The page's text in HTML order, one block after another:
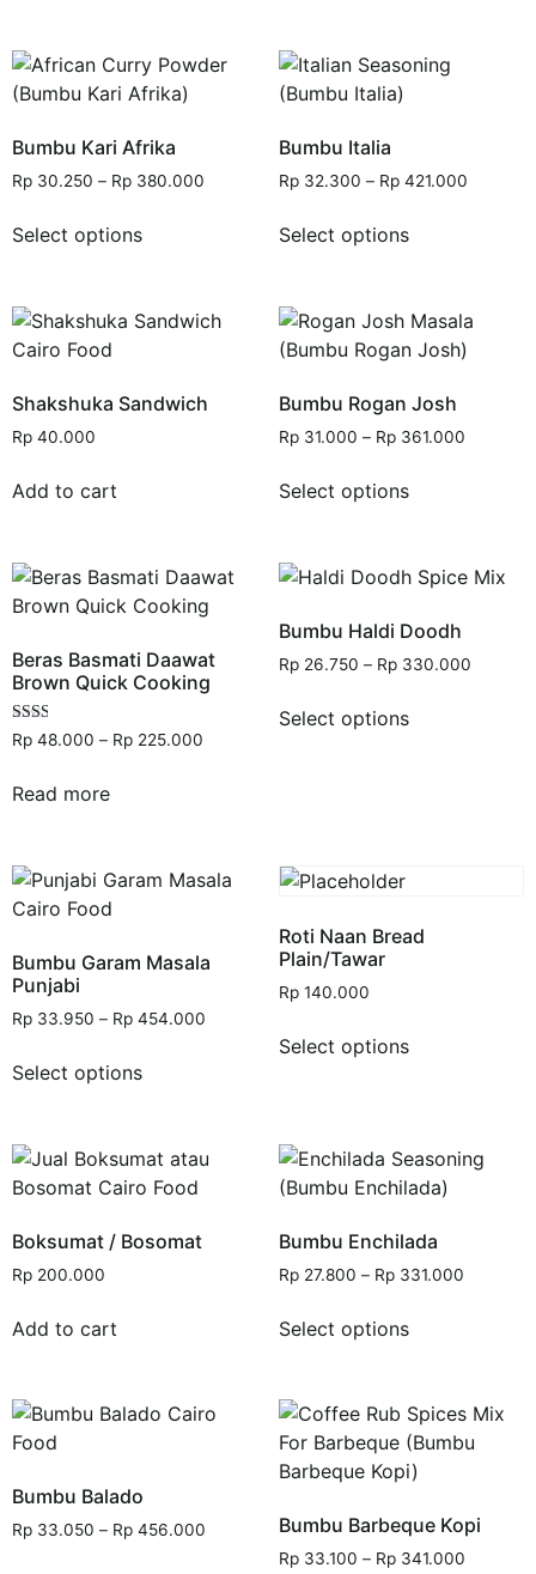
Bumbu Kari Afrika
Rp 30.250 – Rp 380.000
Select options
Bumbu Italia
Rp32.300 – Rp421.000
Select options
Shakshuka Sandwich
Rp 40.000
Add to cart
Bumbu Rogan Josh
Rp31.000 – Rp361.000
Select options
Beras Basmati Daawat
Brown Quick Cooking
Rated
2.00
of 5
Rp 48.000 – Rp 225.000
Read more
Bumbu Haldi Doodh
Rp26.750 – Rp330.000
Select options
Bumbu Garam Masala
Punjabi
Rp 33.950 – Rp 454.000
Select options
Roti Naan Bread
Plain/Tawar
Rp140.000
Select options
Boksumat / Bosomat
Rp 200.000
Add to cart
Bumbu Enchilada
Rp27.800 – Rp331.000
Select options
Bumbu Balado
Rp 33.050 – Rp 456.000 Bumbu Barbeque Kopi
Rp33.100 – Rp341.000